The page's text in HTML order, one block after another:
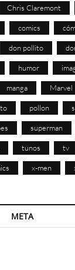
Chris Claremont
comics
don pollito
humor
manga Marvel
pollon
superman
tunos tv
x-men
META